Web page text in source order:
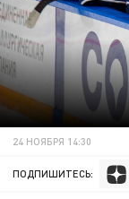
24 НОЯБРЯ 14:30
ПОДПИШИТЕСЬ: